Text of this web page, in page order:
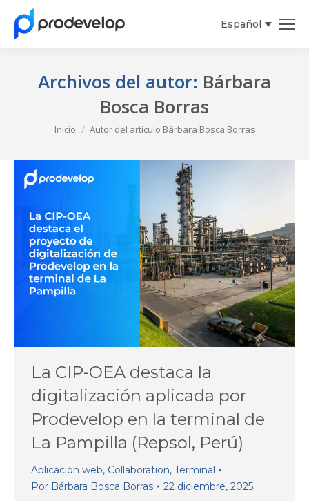
Español
Archivos del autor: Bárbara
Bosca Borras
Estás aquí:
Inicio Autor del artículo Bárbara Bosca Borras
La CIP-OEA destaca la
digitalización aplicada por
Prodevelop en la terminal de
La Pampilla (Repsol, Perú)
Aplicación web, Collaboration, Terminal
Por Bárbara Bosca Borras 22 diciembre, 2025